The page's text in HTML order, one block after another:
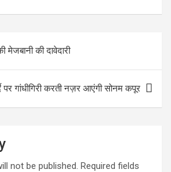
A
p
p
मेजबानी की दावेदारी
पर गांधीगिरी करती नज़र आएंगी सोनम कपूर
not be published. Required fields